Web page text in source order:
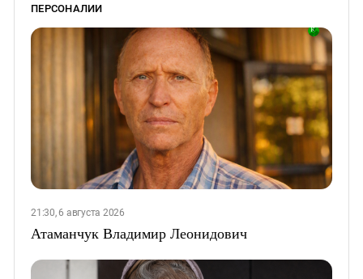
ПЕРСОНАЛИИ
21:30, 6 августа 2026
Атаманчук Владимир Леонидович